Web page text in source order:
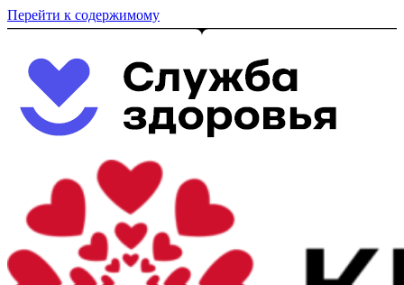
Перейти к содержимому